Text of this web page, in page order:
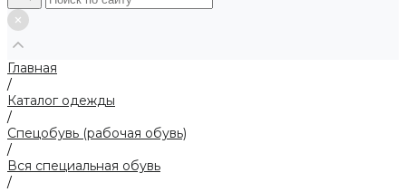
Главная
/
Каталог одежды
/
Спецобувь (рабочая обувь)
/
Вся специальная обувь
/